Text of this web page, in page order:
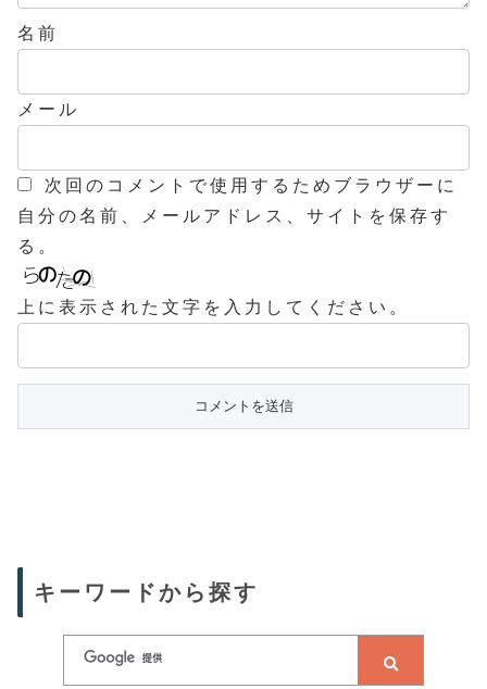
名前
メール
次回のコメントで使用するためブラウザーに
自分の名前、メールアドレス、サイトを保存す
る。
上に表示された文字を入力してください。
キーワードから探す